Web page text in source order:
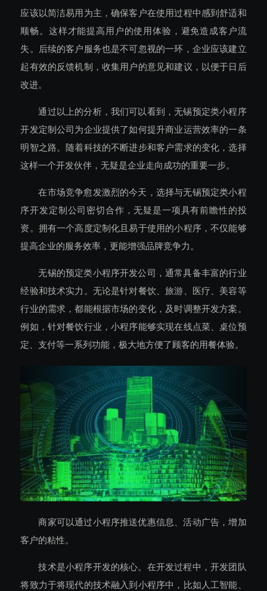
应该以简洁易用为主，确保客户在使用过程中感到舒适和
顺畅。这样才能提高用户的使用体验，避免造成客户流
失。后续的客户服务也是不可忽视的一环，企业应该建立
起有效的反馈机制，收集用户的意见和建议，以便于日后
改进。
通过以上的分析，我们可以看到，无锡预定类小程序
开发定制公司为企业提供了如何提升商业运营效率的一条
明智之路。随着科技的不断进步和客户需求的变化，选择
这样一个开发伙伴，无疑是企业走向成功的重要一步。
在市场竞争愈发激烈的今天，选择与无锡预定类小程
序开发定制公司密切合作，无疑是一项具有前瞻性的投
资。拥有一个高度定制化且易于使用的小程序，不仅能够
提高企业的服务效率，更能增强品牌竞争力。
无锡的预定类小程序开发公司，通常具备丰富的行业
经验和技术实力。无论是针对餐饮、旅游、医疗、美容等
行业的需求，都能根据市场的变化，及时调整开发方案。
例如，针对餐饮行业，小程序能够实现在线点菜、桌位预
定、支付等一系列功能，极大地方便了顾客的用餐体验。
商家可以通过小程序推送优惠信息、活动广告，增加
客户的粘性。
技术是小程序开发的核心。在开发过程中，开发团队
将致力于将现代的技术融入到小程序中，比如人工智能、